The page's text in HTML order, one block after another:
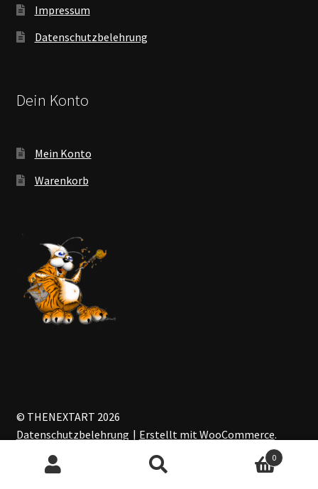
Impressum
Datenschutzbelehrung
Dein Konto
Mein Konto
Warenkorb
© THENEXTART 2026
Datenschutzbelehrung
Erstellt mit WooCommerce.
0